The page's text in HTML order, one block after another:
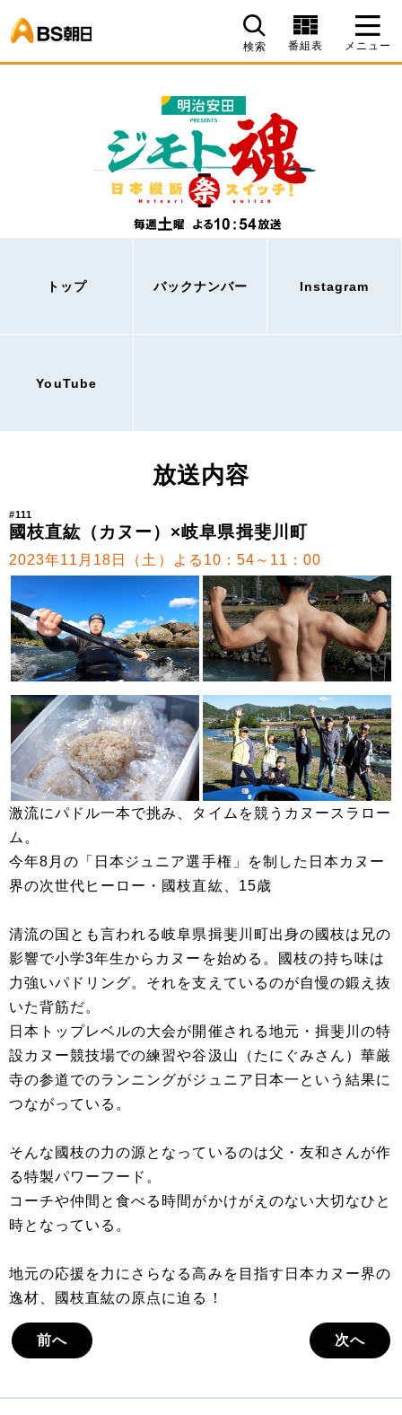
検索 番組表 メニュー
トップ バックナンバー Instagram
YouTube
放送内容
#111
國枝直紘（カヌー）×岐阜県揖斐川町
2023年11月18日（土）よる10：54～11：00
激流にパドル一本で挑み、タイムを競うカヌースラロー
ム。
今年8月の「日本ジュニア選手権」を制した日本カヌー
界の次世代ヒーロー・國枝直紘、15歳
清流の国とも言われる岐阜県揖斐川町出身の國枝は兄の
影響で小学3年生からカヌーを始める。國枝の持ち味は
力強いパドリング。それを支えているのが自慢の鍛え抜
いた背筋だ。
日本トップレベルの大会が開催される地元・揖斐川の特
設カヌー競技場での練習や谷汲山（たにぐみさん）華厳
寺の参道でのランニングがジュニア日本一という結果に
つながっている。
そんな國枝の力の源となっているのは父・友和さんが作
る特製パワーフード。
コーチや仲間と食べる時間がかけがえのない大切なひと
時となっている。
地元の応援を力にさらなる高みを目指す日本カヌー界の
逸材、國枝直紘の原点に迫る！
前へ 次へ